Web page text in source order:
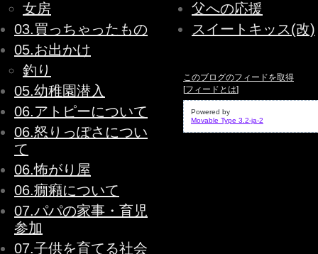
女房
03.買っちゃったもの
05.お出かけ
釣り
05.幼稚園潜入
06.アトピーについて
06.怒りっぽさについ
て
06.怖がり屋
06.癇癪について
07.パパの家事・育児
参加
07.子供を育てる社会
父への応援
スイートキッス(改)
このブログのフィードを取得
[フィードとは]
Powered by
Movable Type 3.2-ja-2